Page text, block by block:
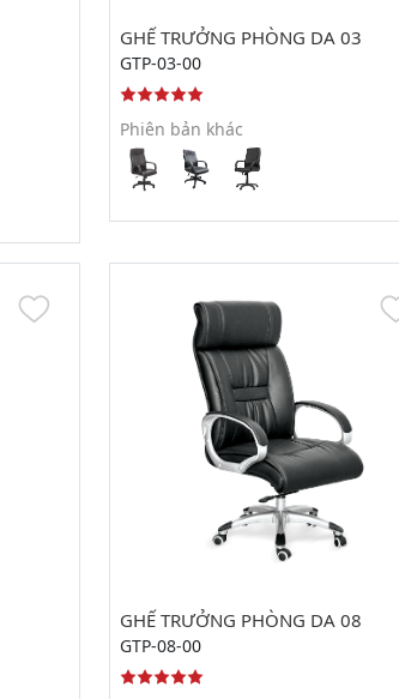
GHẾ TRƯỞNG PHÒNG DA 03
GTP-03-00
Phiên bản khác
GHẾ TRƯỞNG PHÒNG DA 08
GTP-08-00